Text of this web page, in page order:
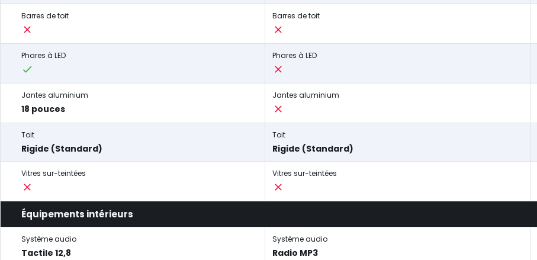
Barres de toit Barres de toit
Phares à LED Phares à LED
Jantes aluminium
18 pouces
Jantes aluminium
Toit
Rigide (Standard)
Toit
Rigide (Standard)
Vitres sur-teintées Vitres sur-teintées
Équipements intérieurs
Système audio
Tactile 12,8
Système audio
Radio MP3